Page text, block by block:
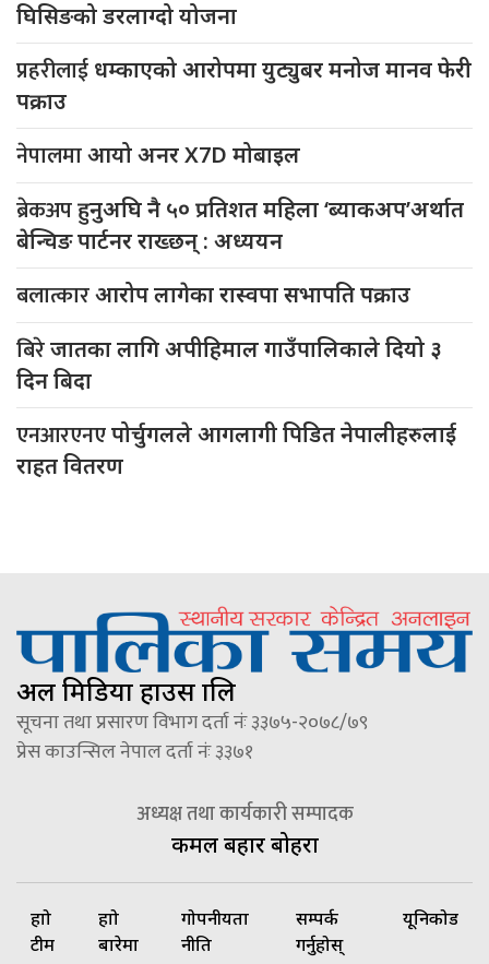
घिसिङको डरलाग्दो योजना
प्रहरीलाई धम्काएको आरोपमा युट्युबर मनोज मानव फेरी
पक्राउ
नेपालमाआयो अनर X7D मोबाइल
ब्रेकअपहुनुअघि नै ५० प्रतिशत महिला ‘ब्याकअप’अर्थात
बेन्चिङ पार्टनर राख्छन् : अध्ययन
बलात्कारआरोप लागेका रास्वपा सभापति पक्राउ
बिरेजातका लागि अपीहिमाल गाउँपालिकाले दियो ३
दिन बिदा
एनआरएनएपोर्चुगलले आगलागी पिडित नेपालीहरुलाई
राहत वितरण
अल मिडिया हाउस प्रालि
सूचना तथा प्रसारण विभाग दर्ता नंः ३३७५-२०७८/७९
प्रेस काउन्सिल नेपाल दर्ता नंः ३३७१
अध्यक्ष तथा कार्यकारी सम्पादक
कमल बहादुर बोहरा
हाम्रो
टीम
हाम्रो
बारेमा
गोपनीयता
नीति
सम्पर्क
गर्नुहोस्
यूनिकोड